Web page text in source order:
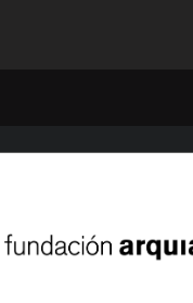
Ficha|